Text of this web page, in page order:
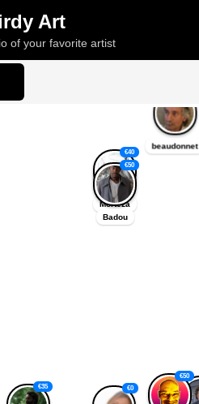
Art
of your favorite artist
€40
Morteza
€35
beaudonnet
€50
€0
€50
Badou